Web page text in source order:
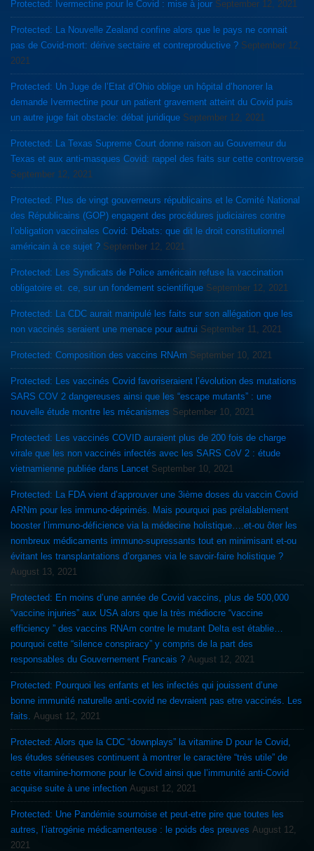
Protected: Ivermectine pour le Covid : mise à jour September 12, 2021
Protected: La Nouvelle Zealand confine alors que le pays ne connait
pas de Covid-mort: dérive sectaire et contreproductive ? September 12,
2021
Protected: Un Juge de l’Etat d’Ohio oblige un hôpital d’honorer la
demande Ivermectine pour un patient gravement atteint du Covid puis
un autre juge fait obstacle: débat juridique September 12, 2021
Protected: La Texas Supreme Court donne raison au Gouverneur du
Texas et aux anti-masques Covid: rappel des faits sur cette controverse
September 12, 2021
Protected: Plus de vingt gouverneurs républicains et le Comité National
des Républicains (GOP) engagent des procédures judiciaires contre
l’obligation vaccinales Covid: Débats: que dit le droit constitutionnel
américain à ce sujet ? September 12, 2021
Protected: Les Syndicats de Police américain refuse la vaccination
obligatoire et. ce, sur un fondement scientifique September 12, 2021
Protected: La CDC aurait manipulé les faits sur son allégation que les
non vaccinés seraient une menace pour autrui September 11, 2021
Protected: Composition des vaccins RNAm September 10, 2021
Protected: Les vaccinés Covid favoriseraient l’évolution des mutations
SARS COV 2 dangereuses ainsi que les “escape mutants” : une
nouvelle étude montre les mécanismes September 10, 2021
Protected: Les vaccinés COVID auraient plus de 200 fois de charge
virale que les non vaccinés infectés avec les SARS CoV 2 : étude
vietnamienne publiée dans Lancet September 10, 2021
Protected: La FDA vient d’approuver une 3ième doses du vaccin Covid
ARNm pour les immuno-déprimés. Mais pourquoi pas prélalablement
booster l’immuno-déficience via la médecine holistique….et-ou ôter les
nombreux médicaments immuno-supressants tout en minimisant et-ou
évitant les transplantations d’organes via le savoir-faire holistique ?
August 13, 2021
Protected: En moins d’une année de Covid vaccins, plus de 500,000
“vaccine injuries” aux USA alors que la très médiocre “vaccine
efficiency ” des vaccins RNAm contre le mutant Delta est établie…
pourquoi cette “silence conspiracy” y compris de la part des
responsables du Gouvernement Francais ? August 12, 2021
Protected: Pourquoi les enfants et les infectés qui jouissent d’une
bonne immunité naturelle anti-covid ne devraient pas etre vaccinés. Les
faits.
August 12, 2021
Protected: Alors que la CDC “downplays” la vitamine D pour le Covid,
les études sérieuses continuent à montrer le caractère “très utile” de
cette vitamine-hormone pour le Covid ainsi que l’immunité anti-Covid
acquise suite à une infection August 12, 2021
Protected: Une Pandémie sournoise et peut-etre pire que toutes les
autres, l’iatrogénie médicamenteuse : le poids des preuves August 12,
2021